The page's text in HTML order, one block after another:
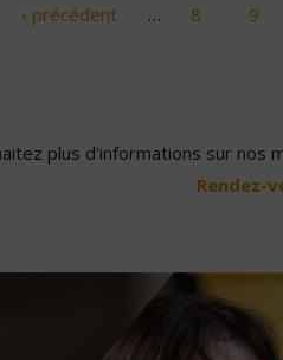
‹ précédent … 8 9
plus d'informations sur nos
Rendez-